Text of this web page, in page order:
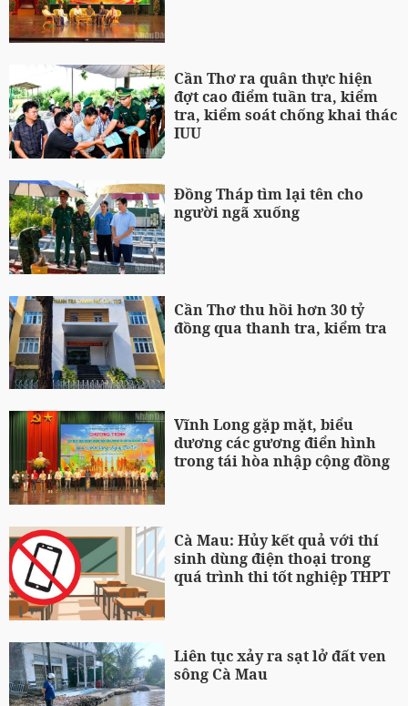
Cần Thơ ra quân thực hiện
đợt cao điểm tuần tra, kiểm
tra, kiểm soát chống khai thác
IUU
Đồng Tháp tìm lại tên cho
người ngã xuống
Cần Thơ thu hồi hơn 30 tỷ
đồng qua thanh tra, kiểm tra
Vĩnh Long gặp mặt, biểu
dương các gương điển hình
trong tái hòa nhập cộng đồng
Cà Mau: Hủy kết quả với thí
sinh dùng điện thoại trong
quá trình thi tốt nghiệp THPT
Liên tục xảy ra sạt lở đất ven
sông Cà Mau